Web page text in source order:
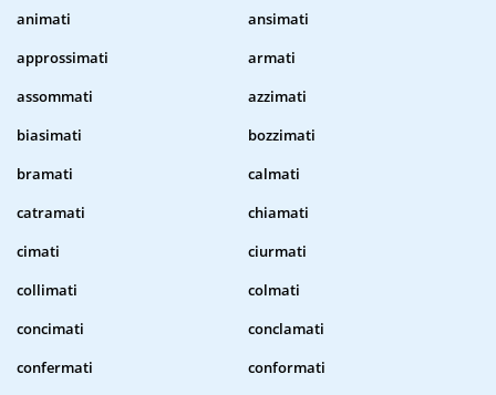
animati
ansimati
approssimati
armati
assommati
azzimati
biasimati
bozzimati
bramati
calmati
catramati
chiamati
cimati
ciurmati
collimati
colmati
concimati
conclamati
confermati
conformati